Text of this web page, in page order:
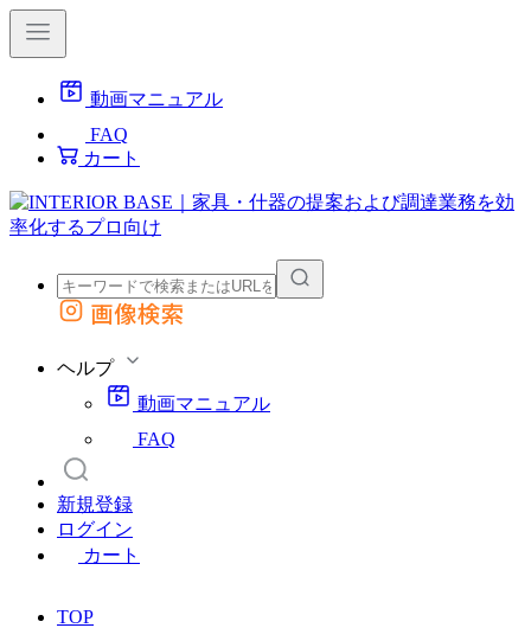
動画マニュアル
FAQ
カート
外部サイトの商品をカートに追加
画像検索
ヘルプ
動画マニュアル
FAQ
新規登録
ログイン
カート
TOP